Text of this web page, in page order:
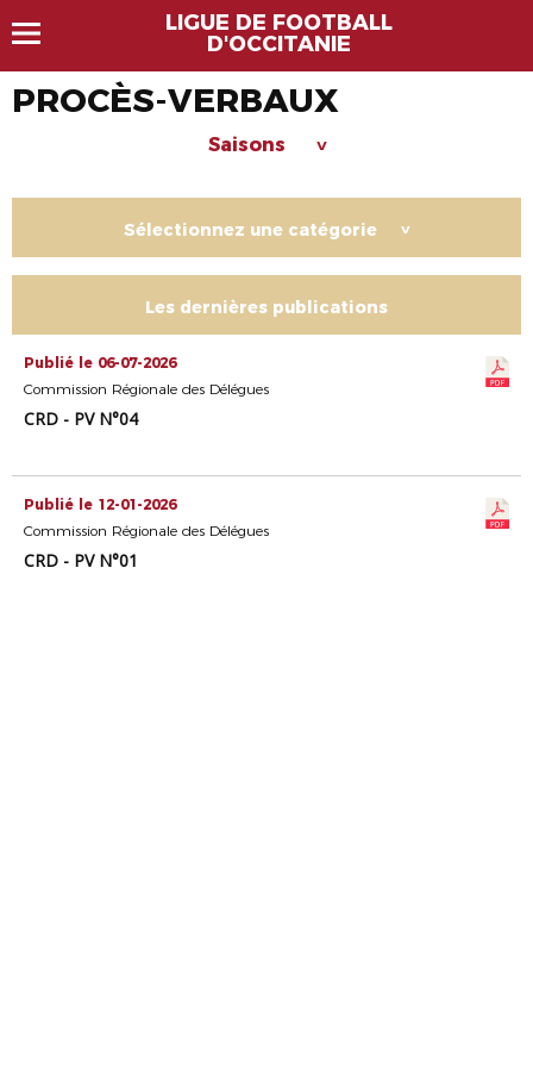
LIGUE DE FOOTBALL
D'OCCITANIE
PROCÈS-VERBAUX
Saisons >
Sélectionnez une catégorie >
Les dernières publications
Publié le 06-07-2026
Commission Régionale des Délégues
CRD - PV N°04
Publié le 12-01-2026
Commission Régionale des Délégues
CRD - PV N°01